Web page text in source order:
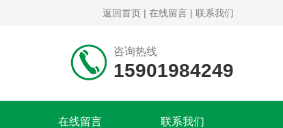
返回首页 | 在线留言 | 联系我们
咨询热线
15901984249
在线留言 联系我们